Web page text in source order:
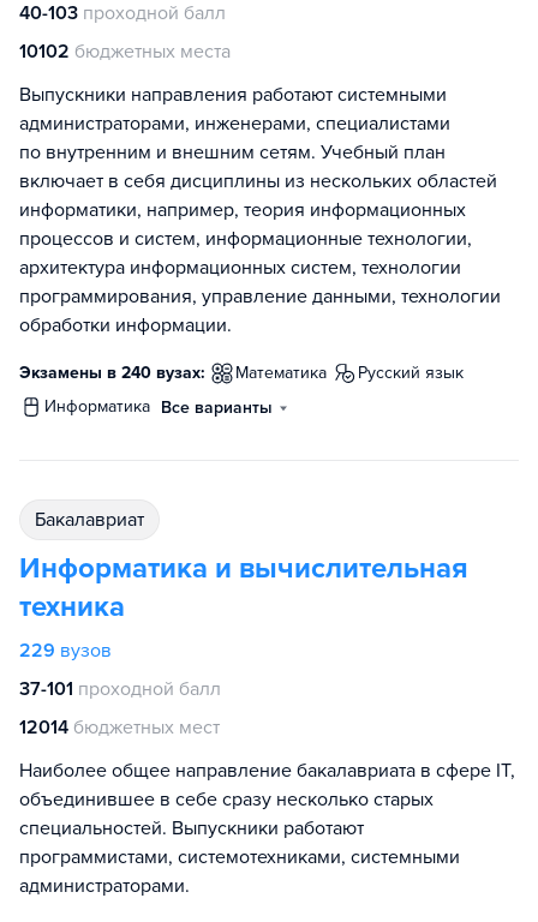
40-103 проходной балл
10102 бюджетных места
Выпускники направления работают системными
администраторами, инженерами, специалистами
по внутренним и внешним сетям. Учебный план
включает в себя дисциплины из нескольких областей
информатики, например, теория информационных
процессов и систем, информационные технологии,
архитектура информационных систем, технологии
программирования, управление данными, технологии
обработки информации.
Экзамены в 240 вузах: математика
русский язык
информатика Все варианты
бакалавриат
Информатика и вычислительная
техника
229 вузов
37-101 проходной балл
12014 бюджетных мест
Наиболее общее направление бакалавриата в сфере IT,
объединившее в себе сразу несколько старых
специальностей. Выпускники работают
программистами, системотехниками, системными
администраторами.